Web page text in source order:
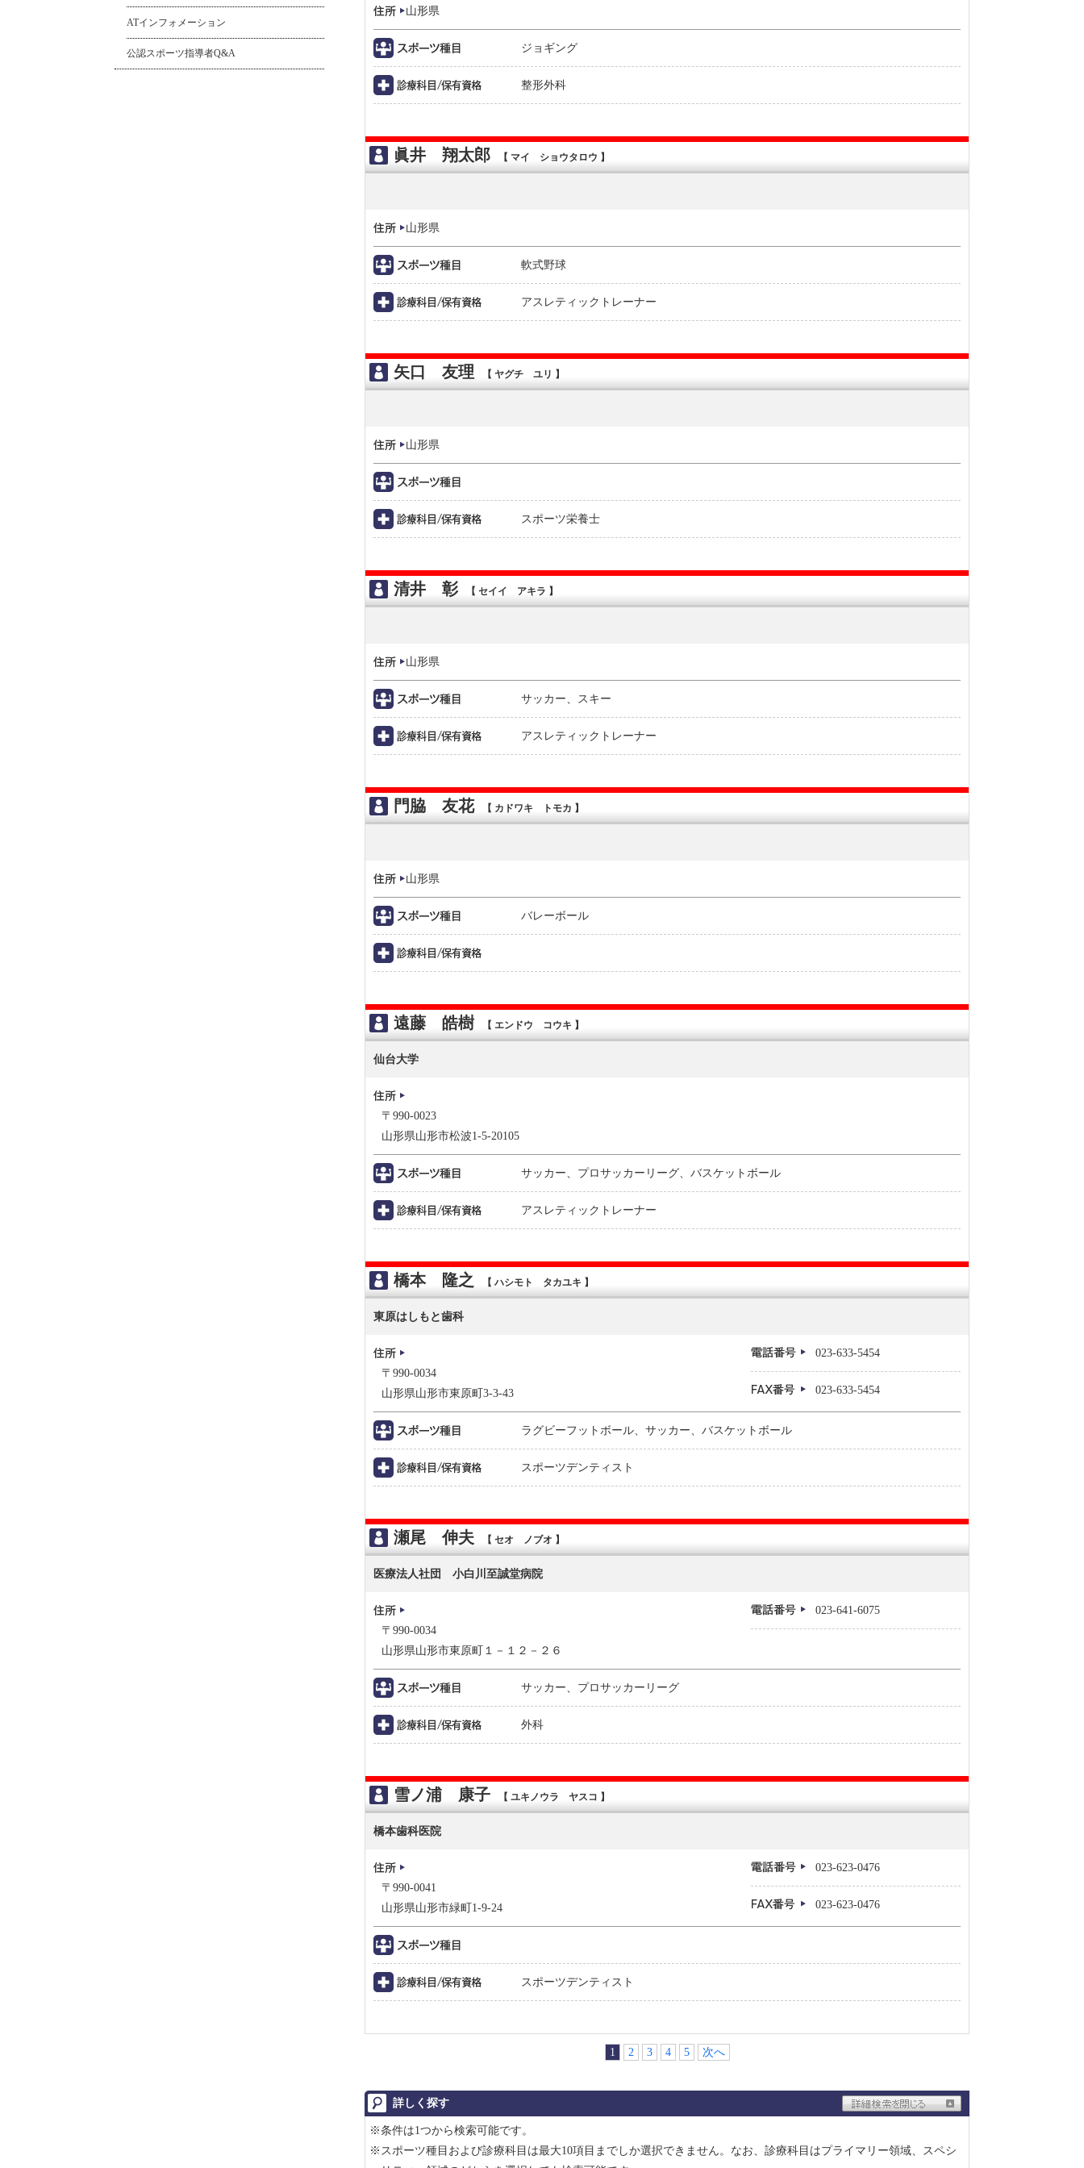
山形県
ジョギング
整形外科
眞井 翔太郎 【 マイ ショウタロウ 】
山形県
軟式野球
アスレティックトレーナー
矢口 友理 【 ヤグチ ユリ 】
山形県
スポーツ栄養士
清井 彰 【 セイイ アキラ 】
山形県
サッカー、スキー
アスレティックトレーナー
門脇 友花 【 カドワキ トモカ 】
山形県
バレーボール
遠藤 皓樹 【 エンドウ コウキ 】
仙台大学
〒990-0023
山形県山形市松波1-5-20105
サッカー、プロサッカーリーグ、バスケットボール
アスレティックトレーナー
橋本 隆之 【 ハシモト タカユキ 】
東原はしもと歯科
〒990-0034
山形県山形市東原町3-3-43
023-633-5454
023-633-5454
ラグビーフットボール、サッカー、バスケットボール
スポーツデンティスト
瀬尾 伸夫 【 セオ ノブオ 】
医療法人社団 小白川至誠堂病院
〒990-0034
山形県山形市東原町１－１２－２６
023-641-6075
サッカー、プロサッカーリーグ
外科
雪ノ浦 康子 【 ユキノウラ ヤスコ 】
橋本歯科医院
〒990-0041
山形県山形市緑町1-9-24
023-623-0476
023-623-0476
スポーツデンティスト
1 2 3 4 5 次へ
詳しく探す
※条件は1つから検索可能です。
※スポーツ種目および診療科目は最大10項目までしか選択できません。なお、診療科目はプライマリー領域、スペシ
ATインフォメーション
公認スポーツ指導者Q&A